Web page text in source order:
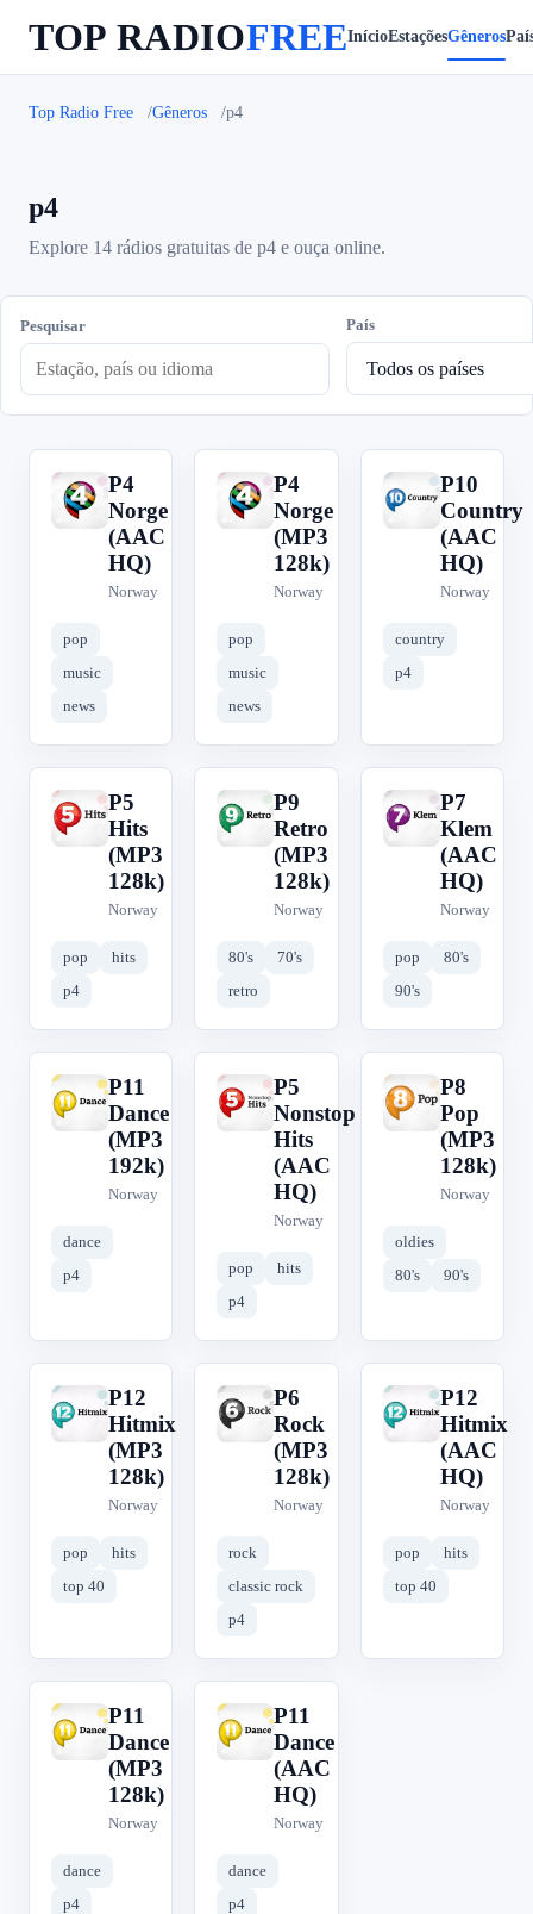
TOP RADIOFREEInícioEstaçõesGêneros
Top Radio Free Gêneros p4
p4
Explore 14 rádios gratuitas de p4 e ouça online.
Pesquisar País
P
P4
Norge
(AAC
HQ)
Norway
pop
music
news
P
P4
Norge
(MP3
128k)
Norway
pop
music
news
P
P10
Country
(AAC
HQ)
Norway
country
p4
P
P5
Hits
(MP3
128k)
Norway
pop
hits
p4
P
P9
Retro
(MP3
128k)
Norway
80's
70's
retro
P
P7
Klem
(AAC
HQ)
Norway
pop
80's
90's
P
P11
Dance
(MP3
192k)
Norway
dance
p4
P
P5
Nonstop
Hits
(AAC
HQ)
Norway
pop
hits
p4
P
P8
Pop
(MP3
128k)
Norway
oldies
80's
90's
P
P12
Hitmix
(MP3
128k)
Norway
pop
hits
top 40
P
P6
Rock
(MP3
128k)
Norway
rock
classic rock
p4
P
P12
Hitmix
(AAC
HQ)
Norway
pop
hits
top 40
P
P11
Dance
(MP3
128k)
Norway
dance
p4
P
P11
Dance
(AAC
HQ)
Norway
dance
p4